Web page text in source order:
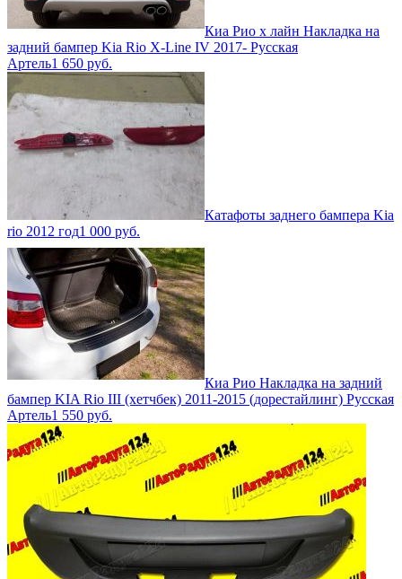
Киа Рио х лайн Накладка на
задний бампер Kia Rio X-Line IV 2017- Русская
Артель1 650 руб.
Катафоты заднего бампера Kia
rio 2012 год1 000 руб.
Киа Рио Накладка на задний
бампер KIA Rio III (хетчбек) 2011-2015 (дорестайлинг) Русская
Артель1 550 руб.